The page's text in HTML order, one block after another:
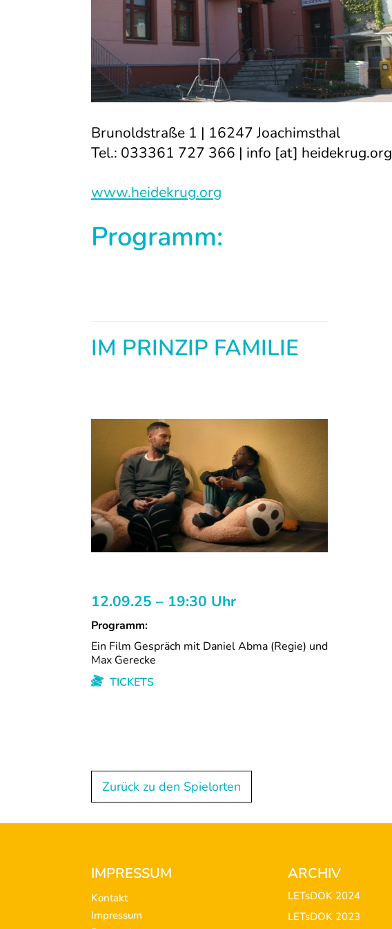
Brunoldstraße 1 | 16247 Joachimsthal
Tel.: 033361 727 366 | info [at] heidekrug.org
www.heidekrug.org
Programm:
IM PRINZIP FAMILIE
12.09.25 – 19:30 Uhr
Programm:
Ein Film Gespräch mit Daniel Abma (Regie) und
Max Gerecke
TICKETS
Zurück zu den Spielorten
IMPRESSUM
Kontakt
Impressum
ARCHIV
LETsDOK 2024
LETsDOK 2023